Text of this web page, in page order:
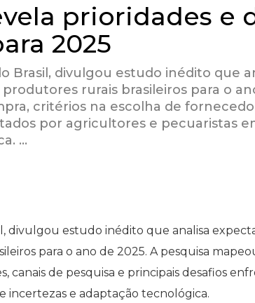
prioridades e
2025
Brasil, divulgou estudo inédito que
rurais brasileiros para o
critérios na escolha de
por agricultores e pecuaristas
…
divulgou estudo inédito que analisa
para o ano de 2025. A pesquisa
canais de pesquisa e principais desafios
incertezas e adaptação tecnológica.